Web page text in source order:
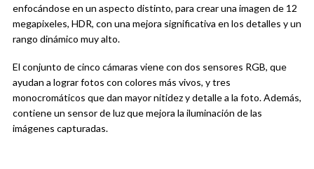
enfocándose en un aspecto distinto, para crear una imagen de 12
megapixeles, HDR, con una mejora significativa en los detalles y un
rango dinámico muy alto.
El conjunto de cinco cámaras viene con dos sensores RGB, que
ayudan a lograr fotos con colores más vivos, y tres
monocromáticos que dan mayor nitidez y detalle a la foto. Además,
contiene un sensor de luz que mejora la iluminación de las
imágenes capturadas.